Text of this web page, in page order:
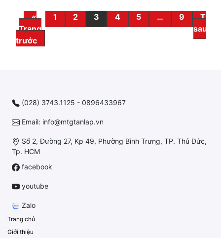
«
Trang
trước
1 2 3 4 5 … 9
sau »
(028) 3743.1125 - 0896433967
Email: info@mtgtanlap.vn
Số 2, Đường 27, Kp 49, Phường Bình Trưng, TP. Thủ Đức,
Tp. HCM
facebook
youtube
Zalo
Trang chủ
Giới thiệu